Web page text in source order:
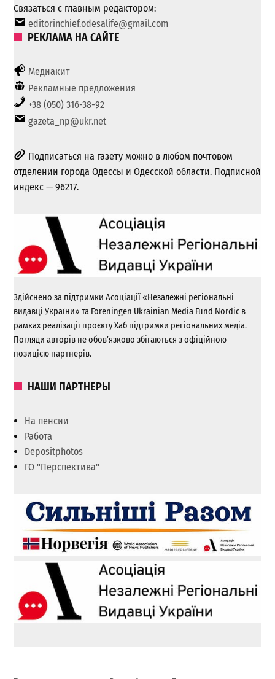
Связаться с главным редактором:
editorinchief.odesalife@gmail.com
РЕКЛАМА НА САЙТЕ
Медиакит
Рекламные предложения
+38 (050) 316-38-92
gazeta_np@ukr.net
Подписаться на газету можно в любом почтовом
отделении города Одессы и Одесской области. Подписной
индекс — 96217.
Здійснено за підтримки Асоціації «Незалежні регіональні
видавці України» та Foreningen Ukrainian Media Fund Nordic в
рамках реалізації проєкту Хаб підтримки регіональних медіа.
Погляди авторів не обов’язково збігаються з офіційною
позицією партнерів.
НАШИ ПАРТНЕРЫ
На пенсии
Работа
Depositphotos
ГО "Перспектива"